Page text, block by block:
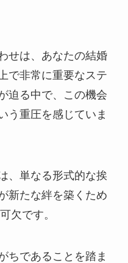
せは、あなたの結婚
で非常に重要なステ
迫る中で、この機会
う重圧を感じていま
、単なる形式的な挨
新たな絆を築くため
欠です。
ちであることを踏ま